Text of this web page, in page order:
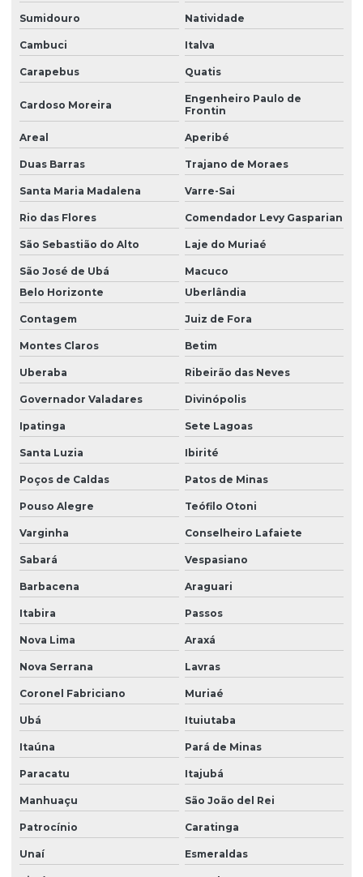
Sumidouro Natividade
Cambuci Italva
Carapebus Quatis
Cardoso Moreira
Engenheiro Paulo de
Frontin
Areal Aperibé
Duas Barras Trajano de Moraes
Santa Maria Madalena Varre-Sai
Rio das Flores Comendador Levy Gasparian
São Sebastião do Alto Laje do Muriaé
São José de Ubá
Macuco
Belo Horizonte
Uberlândia
Contagem Juiz de Fora
Montes Claros Betim
Uberaba Ribeirão das Neves
Governador Valadares Divinópolis
Ipatinga Sete Lagoas
Santa Luzia Ibirité
Poços de Caldas Patos de Minas
Pouso Alegre Teófilo Otoni
Varginha Conselheiro Lafaiete
Sabará Vespasiano
Barbacena Araguari
Itabira Passos
Nova Lima Araxá
Nova Serrana Lavras
Coronel Fabriciano Muriaé
Ubá Ituiutaba
Itaúna Pará de Minas
Paracatu Itajubá
Manhuaçu São João del Rei
Patrocínio Caratinga
Unaí Esmeraldas